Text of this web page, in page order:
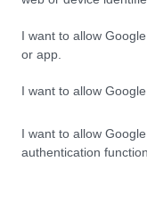
I want to allow
or app.
I want to allow
I want to allow
authentication
-